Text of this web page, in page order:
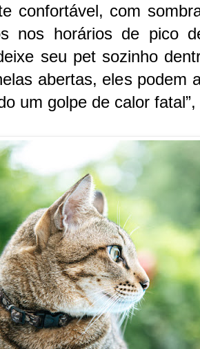
confortável, com
nos horários de pico
seu pet sozinho
abertas, eles podem
um golpe de calor fatal”,